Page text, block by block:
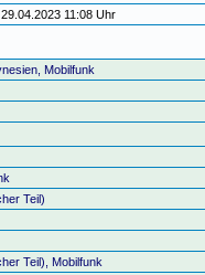
11:08 Uhr
Mobilfunk
Teil)
Teil), Mobilfunk